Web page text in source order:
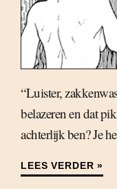
“Luister,
belazeren en dat
achterlijk ben? Je
LEES VERDER »